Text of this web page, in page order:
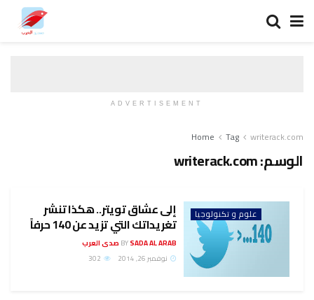
ADVERTISEMENT
Home Tag writerack.com
الوسم:writerack.com
علوم و تكنولوجيا إلى عشاق تويتر.. هكذا تنشر
تغريداتك التي تزيد عن 140 حرفاً
BYSADA AL ARAB صدى العرب
نوفمبر 26, 2014